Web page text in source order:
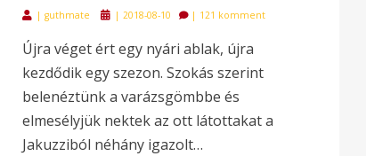
| guthmate
Posted
| 2018-08-10 | 121 komment
Újra véget ért egy nyári ablak, újra
kezdődik egy szezon. Szokás szerint
belenéztünk a varázsgömbbe és
elmesélyjük nektek az ott látottakat a
Jakuzziból néhány igazolt…